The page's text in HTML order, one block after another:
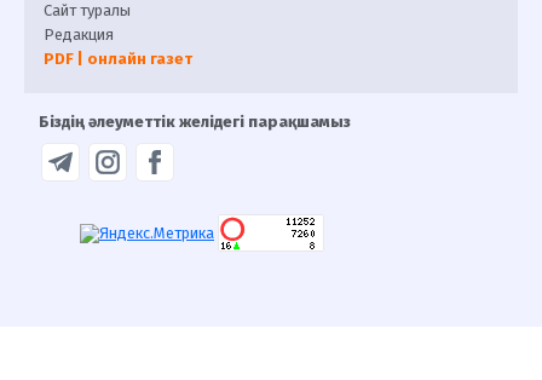
Сайт туралы
Редакция
PDF | онлайн газет
Біздің әлеуметтік желідегі парақшамыз